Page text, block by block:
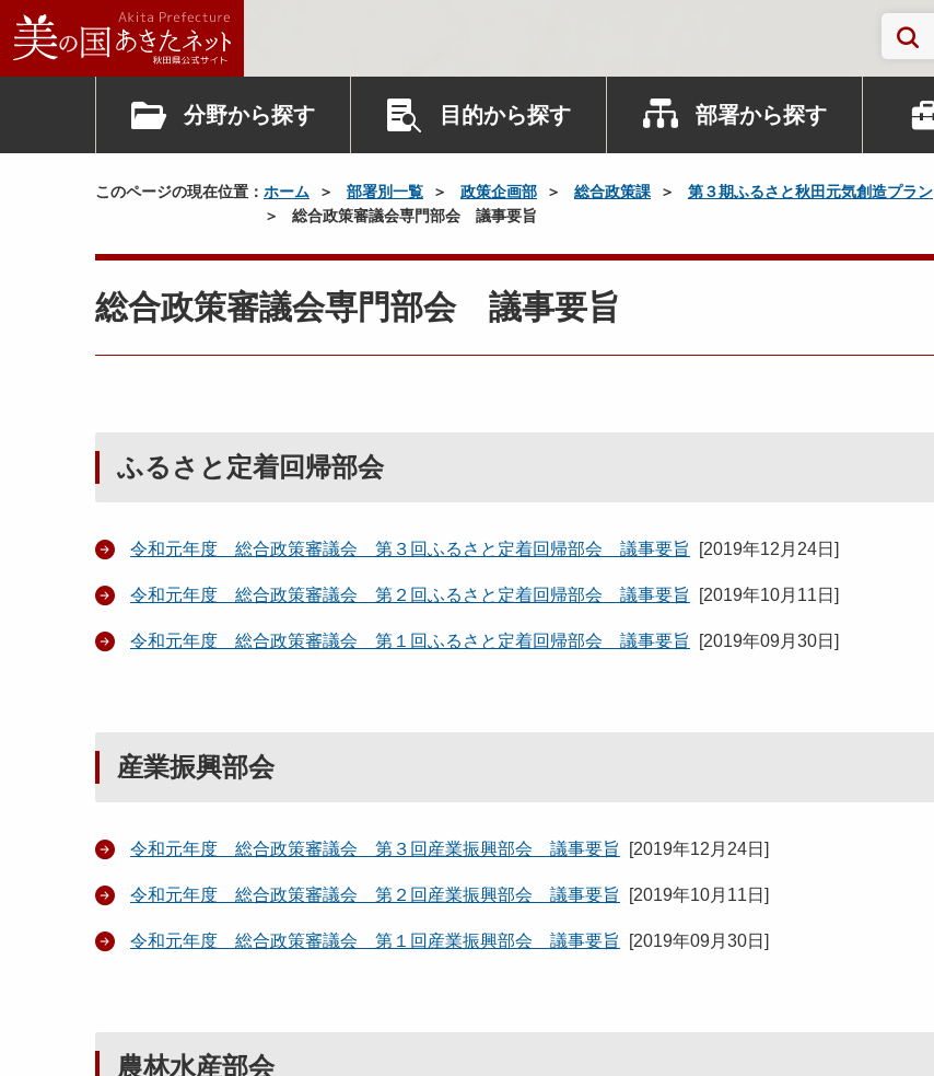
分野から探す 目的から探す 部署から探す
このページの現在位置： ホーム 部署別一覧 政策企画部 総合政策課 第３期ふるさと秋田元気創造プラン
総合政策審議会専門部会 議事要旨
総合政策審議会専門部会 議事要旨
ふるさと定着回帰部会
令和元年度 総合政策審議会 第３回ふるさと定着回帰部会 議事要旨 [2019年12月24日 ]
令和元年度 総合政策審議会 第２回ふるさと定着回帰部会 議事要旨 [2019年10月11日 ]
令和元年度 総合政策審議会 第１回ふるさと定着回帰部会 議事要旨 [2019年09月30日 ]
産業振興部会
令和元年度 総合政策審議会 第３回産業振興部会 議事要旨 [2019年12月24日 ]
令和元年度 総合政策審議会 第２回産業振興部会 議事要旨 [2019年10月11日 ]
令和元年度 総合政策審議会 第１回産業振興部会 議事要旨 [2019年09月30日 ]
農林水産部会